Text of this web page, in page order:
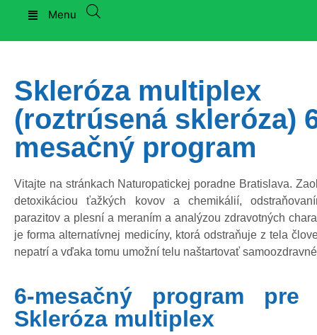
Menu
Skleróza multiplex
(roztrúsená skleróza)
mesačný program
Vitajte na stránkach Naturopatickej poradne Bratislava.
detoxikáciou ťažkých kovov a chemikálií,
parazitov a plesní a meraním a analýzou zdravotných
je forma alternatívnej medicíny, ktorá odstraňuje z tela
nepatrí a vďaka tomu umožní telu naštartovať
6-mesačný program pre
Skleróza multiplex